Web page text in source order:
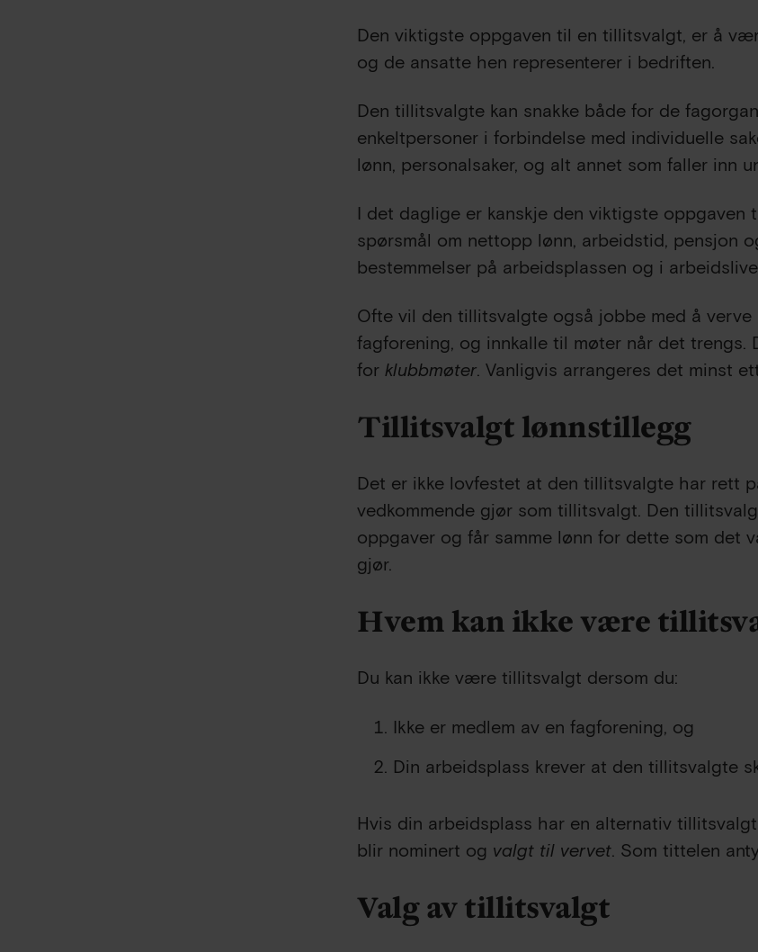
Den viktigste oppgaven til en tillitsvalgt, er å
og de ansatte hen representerer i bedriften.
Den tillitsvalgte kan snakke både for de
enkeltpersoner i forbindelse med individuelle
lønn, personalsaker, og alt annet som faller inn
I det daglige er kanskje den viktigste oppgaven
spørsmål om nettopp lønn, arbeidstid, pensjon
bestemmelser på arbeidsplassen og i
Ofte vil den tillitsvalgte også jobbe med å verve
fagforening, og innkalle til møter når det trengs.
for klubbmøter. Vanligvis arrangeres det minst
Tillitsvalgt lønnstillegg
Det er ikke lovfestet at den tillitsvalgte har rett
vedkommende gjør som tillitsvalgt. Den
oppgaver og får samme lønn for dette som det
gjør.
Hvem kan ikke være
Du kan ikke være tillitsvalgt dersom du:
Ikke er medlem av en fagforening, og
Din arbeidsplass krever at den tillitsvalgte
Hvis din arbeidsplass har en alternativ
blir nominert og valgt til vervet. Som tittelen
Valg av tillitsvalgt